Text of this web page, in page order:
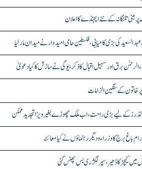
مبنی تلنگانہ کے نئے ایجنڈے کا اعلان
کی بڑی کامیابی، فلسطین حامی امیدوار نے میدان مار لیا
برق اور سہیل اقبال کا ذکر، یوگی نے سازش کا کیا دعویٰ
خاتون کے سنگین الزامات
باغ برج کا وزراء و دیگر رہنماؤں نے کیا معائنہ
کیچڑ کا ڈھیر، سپر لگژری بس پھنس گئی